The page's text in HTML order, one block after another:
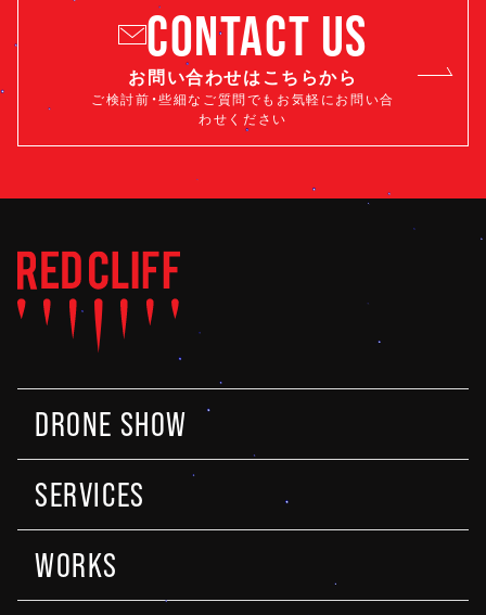
CONTACT US
お問い合わせはこちらから
ご検討前・些細なご質問でもお気軽にお問い合
わせください
DRONE SHOW
SERVICES
WORKS